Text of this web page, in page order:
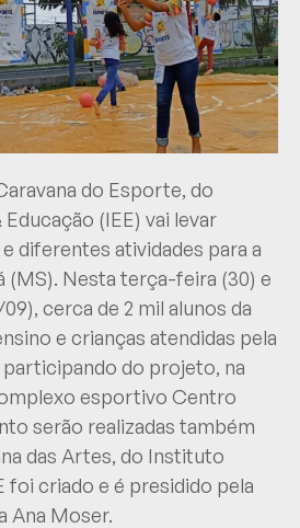
do Esporte, do
(IEE) vai levar
diferentes atividades para a
(MS). Nesta terça-feira (30) e
cerca de 2 mil alunos da
e crianças atendidas pela
participando do projeto, na
esportivo Centro
serão realizadas também
das Artes, do Instituto
foi criado e é presidido pela
Ana Moser.